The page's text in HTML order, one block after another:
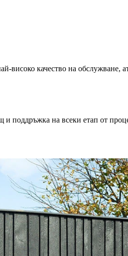
високо качество на обслужване,
поддръжка на всеки етап от